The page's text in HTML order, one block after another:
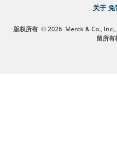
关于 免
版权所有 © 2026 Merck & Co.,
留所有